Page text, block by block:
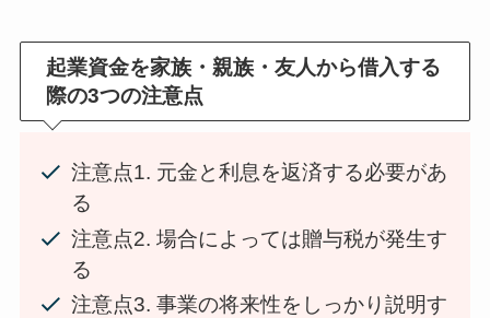
起業資金を家族・親族・友人から借入する
際の3つの注意点
注意点1. 元金と利息を返済する必要があ
る
注意点2. 場合によっては贈与税が発生す
る
注意点3. 事業の将来性をしっかり説明す